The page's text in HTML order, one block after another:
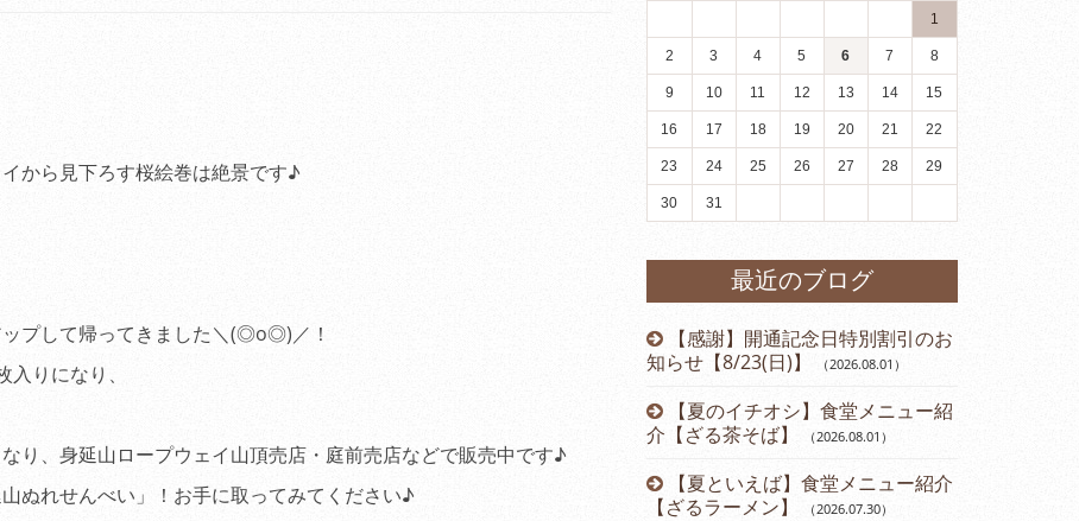
から見下ろす桜絵巻は絶景です♪
プして帰ってきました＼(◎o◎)／！
りになり、
り、身延山ロープウェイ山頂売店・庭前売店などで販売中です♪
ぬれせんべい」！お手に取ってみてください♪
1
2 3 4 5 6 7 8
9 10 11 12 13 14 15
16 17 18 19 20 21 22
23 24 25 26 27 28 29
30 31
最近のブログ
【感謝】開通記念日特別割引のお
知らせ【8/23(日)】
（2026.08.01 ）
【夏のイチオシ】食堂メニュー紹
介【ざる茶そば】
（2026.08.01 ）
【夏といえば】食堂メニュー紹介
【ざるラーメン】
（2026.07.30）